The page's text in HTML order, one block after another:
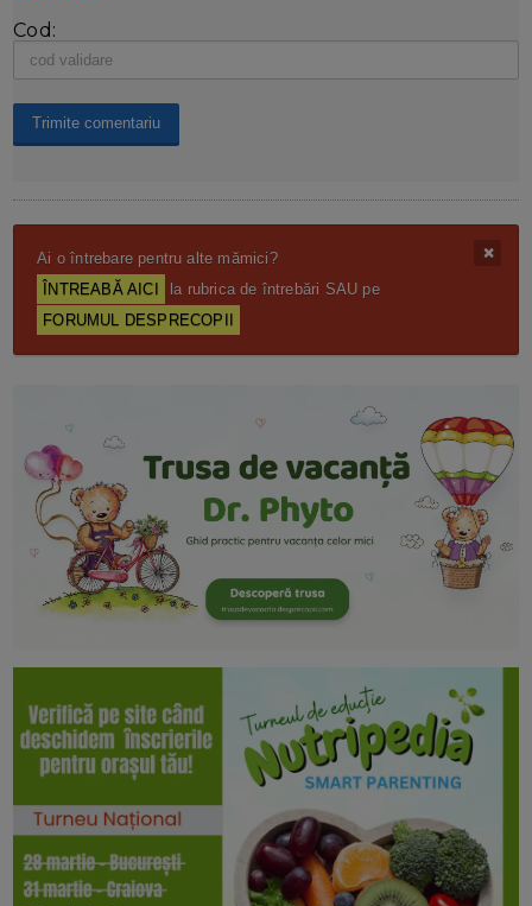
Cod:
Ai o întrebare pentru alte mămici?
ÎNTREABĂ AICI
la rubrica de întrebări SAU pe
FORUMUL DESPRECOPII